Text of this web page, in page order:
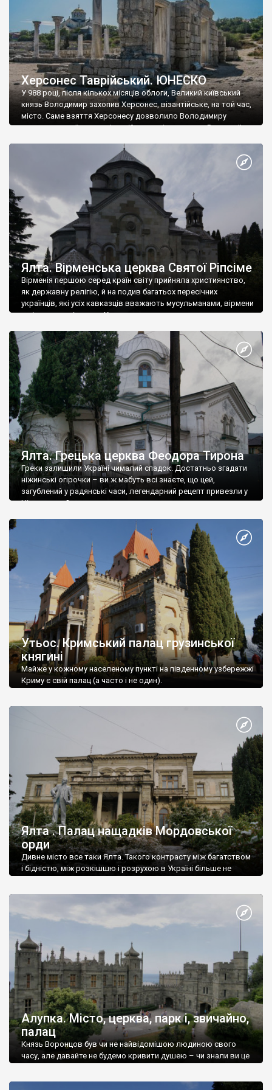
Херсонес Таврійський. ЮНЕСКО
У 988 році, після кількох місяців облоги, Великий київський
князь Володимир захопив Херсонес, візантійське, на той час,
місто. Саме взяття Херсонесу дозволило Володимиру
диктувати свої умови візантійському імператору Василю ІІ, та
Херсонесі Володимир-язичник, став Василем-християнином.
А потім було Хрещення Русі. На честь Херсонесу Таврійського
Ялта. Вірменська церква Святої Ріпсіме
Вірменія першою серед країн світу прийняла християнство,
як державну релігію, й на подив багатьох пересічних
українців, які усіх кавказців вважають мусульманами, вірмени
є відданими вірянами Христа
Ялта. Грецька церква Феодора Тирона
Греки залишили Україні чималий спадок. Достатньо згадати
ніжинські огірочки – ви ж мабуть всі знаєте, що цей,
загублений у радянські часи, легендарний рецепт привезли у
Ніжин греки?
Утьос. Кримський палац грузинської
княгині
Майже у кожному населеному пункті на південному узбережжі
Криму є свій палац (а часто і не один).
Ялта . Палац нащадків Мордовської
орди
Дивне місто все таки Ялта. Такого контрасту між багатством
і бідністю, між розкішшю і розрухою в Україні більше не
Алупка. Місто, церква, парк і, звичайно,
палац
Князь Воронцов був чи не найвідомішою людиною свого
часу, але давайте не будемо кривити душею – чи знали ви це